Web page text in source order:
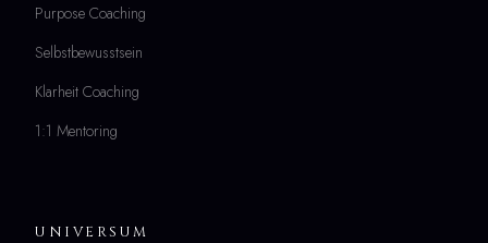
Purpose Coaching
Selbstbewusstsein
Klarheit Coaching
1:1 Mentoring
UNIVERSUM